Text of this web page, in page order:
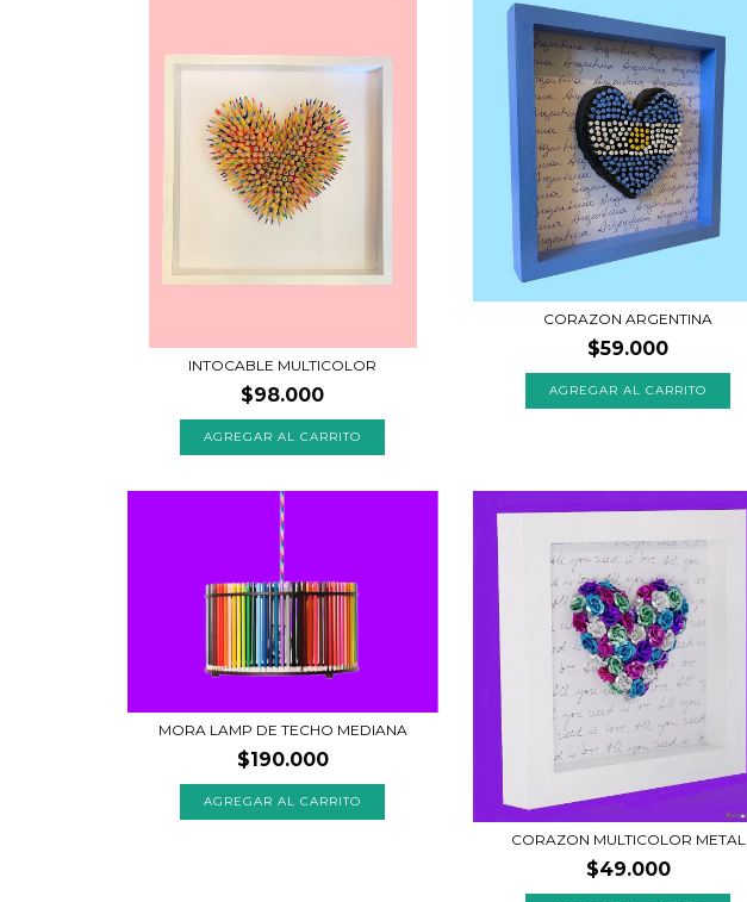
INTOCABLE MULTICOLOR
$98.000
AGREGAR AL CARRITO
CORAZON ARGENTINA
$59.000
MORA LAMP DE TECHO MEDIANA
$190.000
CORAZON MULTICOLOR METAL
$49.000